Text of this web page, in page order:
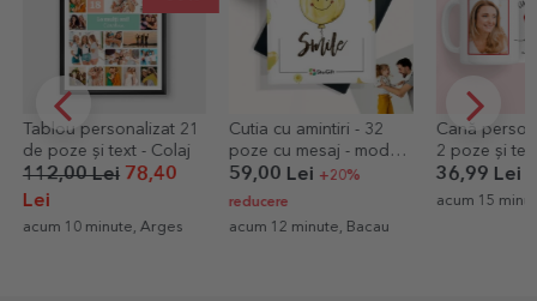
Tablou personalizat 21
de poze și text - Colaj
112,00 Lei78,40
Lei
acum 10 minute, Arges
Cutia cu amintiri - 32
poze cu mesaj - model
cu smiley
59,00 Lei +20%
reducere
acum 12 minute, Bacau
Cană
2 poze și
36,99 Lei
acum 15